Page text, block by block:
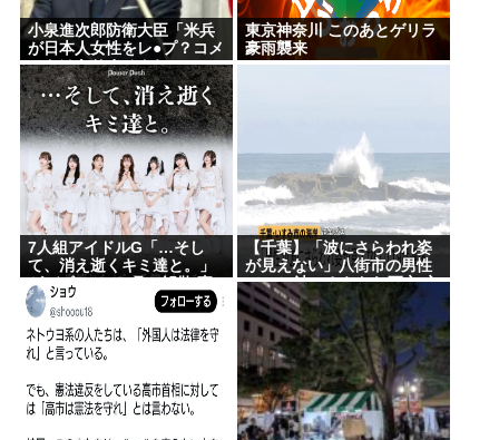
【お前らも気をつけような！】ガールズバンドのボ
ーカルさん、客席ダイブした結果『こう』なってし
まいお気持ち表明してしまう…
結婚式やると近所の花屋が潰れない理由がわかる
「こんなに金取るのかよ！？」って驚くぞ
うつ病が治って復職できたらマッマと旅行に行きた
い
Powered by livedoor 相互RSS
小泉進次郎防衛大臣「米兵
が日本人女性をレ●プ？コメ
ントはありませんね」
東京神奈川 このあとゲリラ
豪雨襲来
7人組アイドルG「…そし
て、消え逝くキミ達と。」
がデビュー3か月で解散 事
務所が事業継続困難なため
【千葉】「波にさらわれ姿
が見えない」八街市の男性
（38）波にさらわれ死亡 交
際相手と海岸を散歩中 当時
は波浪注意報 いすみ市